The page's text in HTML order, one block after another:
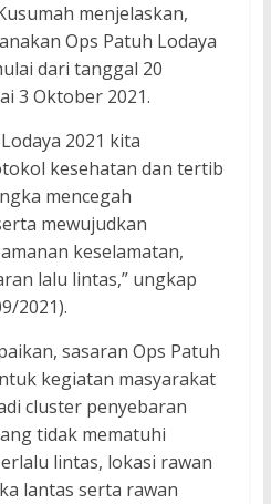
menjelaskan,
Ops Patuh Lodaya
dari tanggal 20
3 Oktober 2021.
2021 kita
kesehatan dan tertib
mencegah
mewujudkan
keselamatan,
lalu lintas,” ungkap
2021).
sasaran Ops Patuh
kegiatan masyarakat
cluster penyebaran
tidak mematuhi
lintas, lokasi rawan
lantas serta rawan